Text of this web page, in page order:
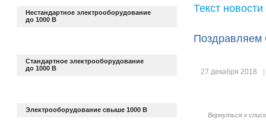
Нестандартное электрооборудование
до 1000 В
Стандартное электрооборудование
до 1000 В
Электрооборудование свыше 1000 В
Текст новости
27 декабря 2018
Вернуться к